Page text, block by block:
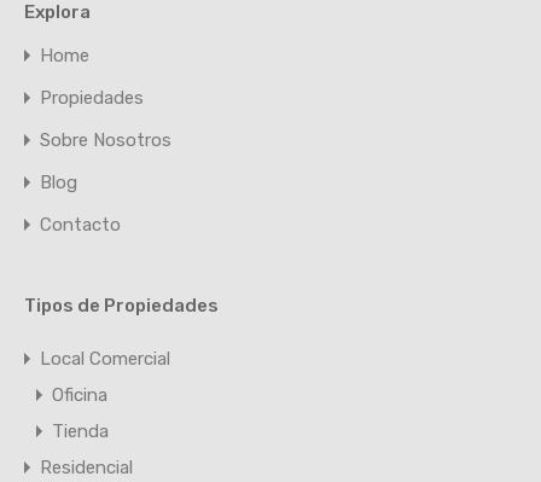
Explora
Home
Propiedades
Sobre Nosotros
Blog
Contacto
Tipos de Propiedades
Local Comercial
Oficina
Tienda
Residencial